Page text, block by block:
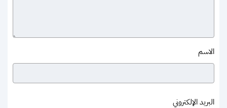
الاسم
البريد الإلكتروني